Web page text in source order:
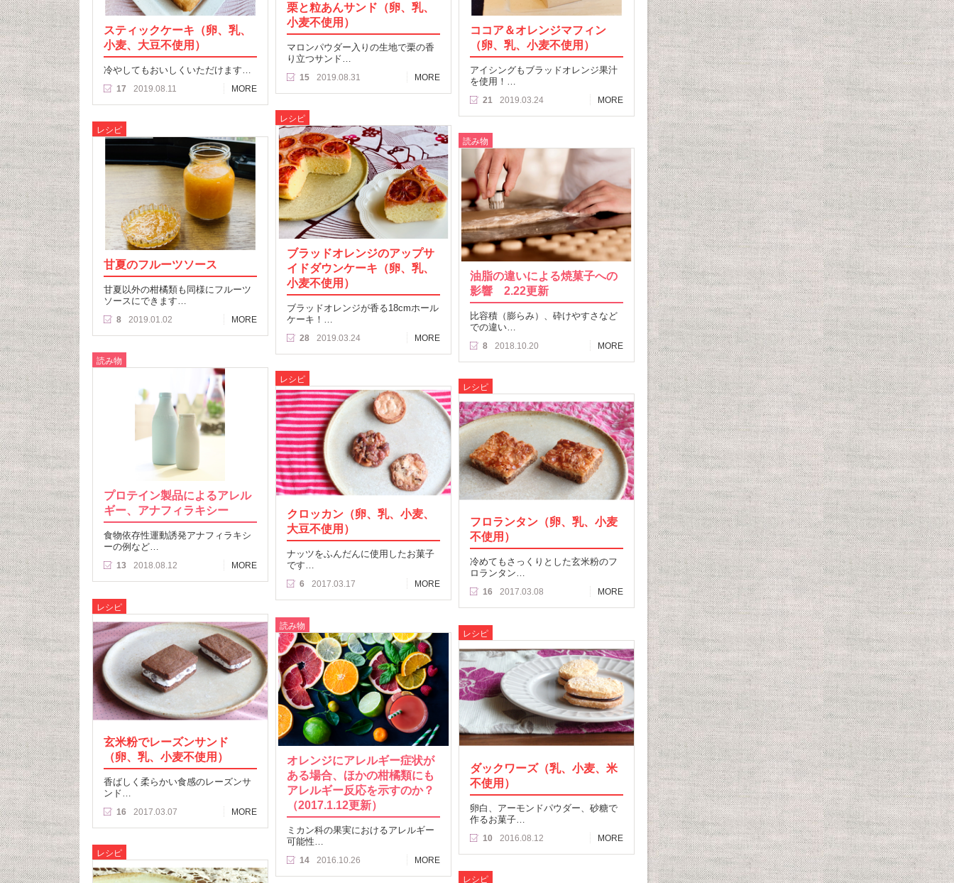
栗と粒あんサンド（卵、乳、
小麦不使用）
マロンパウダー入りの生地で栗の香
り立つサンド…
15 2019.08.31 MORE
スティックケーキ（卵、乳、
小麦、大豆不使用）
冷やしてもおいしくいただけます…
17 2019.08.11 MORE
ココア＆オレンジマフィン
（卵、乳、小麦不使用）
アイシングもブラッドオレンジ果汁
を使用！…
21 2019.03.24
MORE
レシピ
ブラッドオレンジのアップサ
イドダウンケーキ（卵、乳、
小麦不使用）
ブラッドオレンジが香る18cmホール
ケーキ！…
28 2019.03.24 MORE
レシピ
甘夏のフルーツソース
甘夏以外の柑橘類も同様にフルーツ
ソースにできます…
8 2019.01.02 MORE
読み物
油脂の違いによる焼菓子への
影響 2.22更新
比容積（膨らみ）、砕けやすさなど
での違い…
8 2018.10.20
MORE
読み物
プロテイン製品によるアレル
ギー、アナフィラキシー
食物依存性運動誘発アナフィラキシ
ーの例など…
13 2018.08.12 MORE
レシピ
クロッカン（卵、乳、小麦、
大豆不使用）
ナッツをふんだんに使用したお菓子
です…
6 2017.03.17 MORE
レシピ
フロランタン（卵、乳、小麦
不使用）
冷めてもさっくりとした玄米粉のフ
ロランタン…
16 2017.03.08
MORE
レシピ
玄米粉でレーズンサンド
（卵、乳、小麦不使用）
香ばしく柔らかい食感のレーズンサ
ンド…
16 2017.03.07 MORE
読み物
オレンジにアレルギー症状が
ある場合、ほかの柑橘類にも
アレルギー反応を示すのか？
（2017.1.12更新）
ミカン科の果実におけるアレルギー
可能性…
14 2016.10.26 MORE
レシピ
ダックワーズ（乳、小麦、米
不使用）
卵白、アーモンドパウダー、砂糖で
作るお菓子…
10 2016.08.12
MORE
レシピ
レシピ